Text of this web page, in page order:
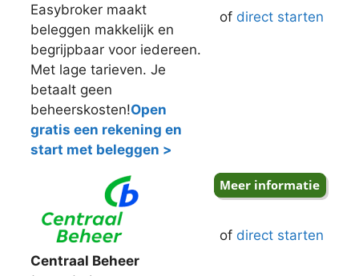
Easybroker maakt
beleggen makkelijk en
begrijpbaar voor iedereen.
Met lage tarieven. Je
betaalt geen
beheerskosten!Open
gratis een rekening en
start met beleggen >
of direct starten
Centraal Beheer
of direct starten